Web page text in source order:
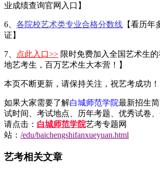
业成绩查询官网入口】
6、 各院校艺术类专业合格分数线 【看历
证】
7、 点此入口>> 限时免费加入全国艺术生
地艺考生，百万艺术生大本营！】
本页不断更新，请保持关注，祝艺考成功！
如果大家需要了解白城师范学院最新招生
试时间、考试地点、历年考题、优秀试卷
请点击： 白城师范学院艺考专题网
站： /edu/baichengshifanxueyuan.html
艺考相关文章